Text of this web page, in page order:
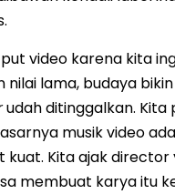
video karena kita
lama, budaya
udah ditinggalkan. Kita
musik video
kuat. Kita ajak director
membuat karya itu